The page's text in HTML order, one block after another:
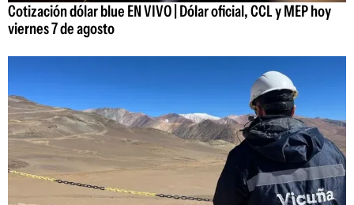
Cotización dólar blue EN VIVO | Dólar oficial, CCL y MEP hoy
viernes 7 de agosto